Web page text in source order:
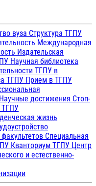
вуза Структура ТГПУ
Международная
Издательская
Научная библиотека
ТГПУ в
ТГПУ Прием в ТГПУ
Научные достижения Стоп-
ТГПУ
жизнь
Специальная
Кванториум ТГПУ Центр
и естественно-